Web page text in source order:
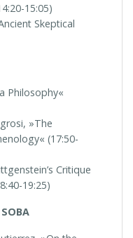
15:05)
Skeptical
Philosophy«
»The
(17:50-
Critique
19:25)